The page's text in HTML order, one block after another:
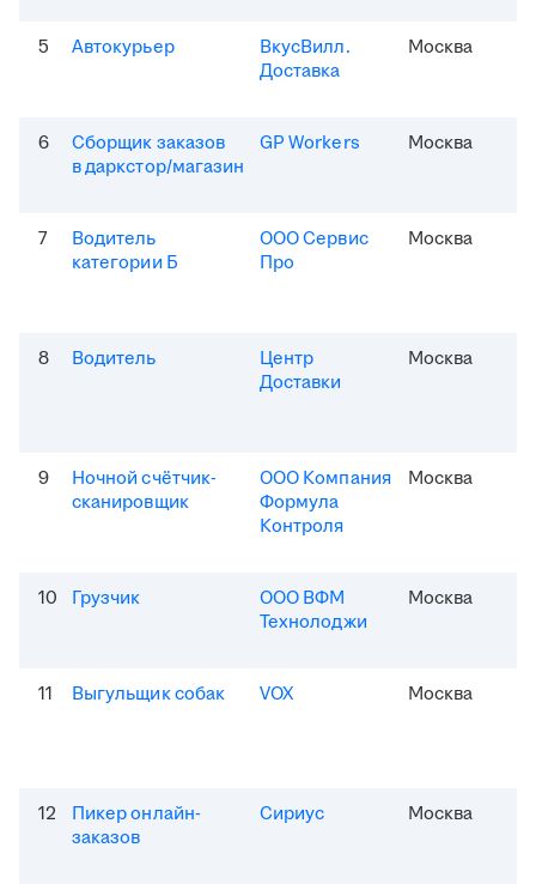
5 Автокурьер
ВкусВилл.
Доставка
Москва
6
Сборщик заказов
в даркстор/магазин
GP Workers Москва
7
Водитель
категории Б
ООО Сервис
Про
Москва
8 Водитель
Центр
Доставки
Москва
9
Ночной счётчик-
сканировщик
ООО Компания
Формула
Контроля
Москва
10 Грузчик
ООО ВФМ
Технолоджи
Москва
11 Выгульщик собак VOX Москва
12
Пикер онлайн-
заказов
Сириус Москва